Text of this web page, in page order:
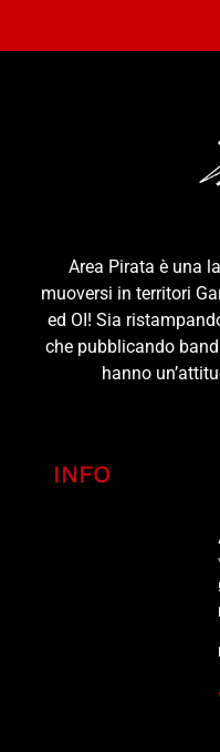
Area Pirata è una
muoversi in territori
ed OI! Sia
che pubblicando
hanno
INFO